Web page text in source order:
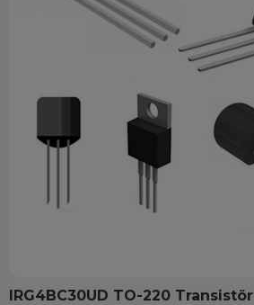
IRG4BC30UD TO-220 Transistör